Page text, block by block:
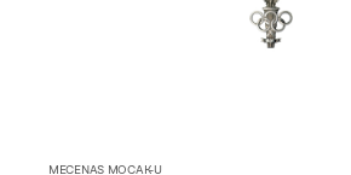
MECENAS MOCAK-U